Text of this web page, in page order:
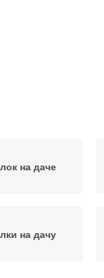
на даче
на дачу